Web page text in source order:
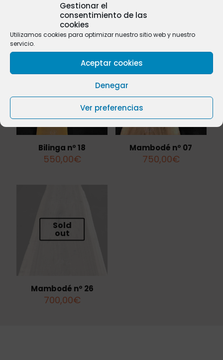
Gestionar el
consentimiento de las
cookies
Utilizamos cookies para optimizar nuestro sitio web y nuestro
servicio.
Aceptar cookies
Denegar
Ver preferencias
Productos relacionados
Bilinga nº 18
550,00€
Mambodé nº 07
750,00€
Sold
out
Mambodé nº 26
700,00€